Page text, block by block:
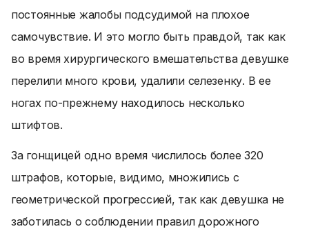
постоянные жалобы подсудимой на плохое
самочувствие. И это могло быть правдой, так как
во время хирургического вмешательства девушке
перелили много крови, удалили селезенку. В ее
ногах по-прежнему находилось несколько
штифтов.
За гонщицей одно время числилось более 320
штрафов, которые, видимо, множились с
геометрической прогрессией, так как девушка не
заботилась о соблюдении правил дорожного